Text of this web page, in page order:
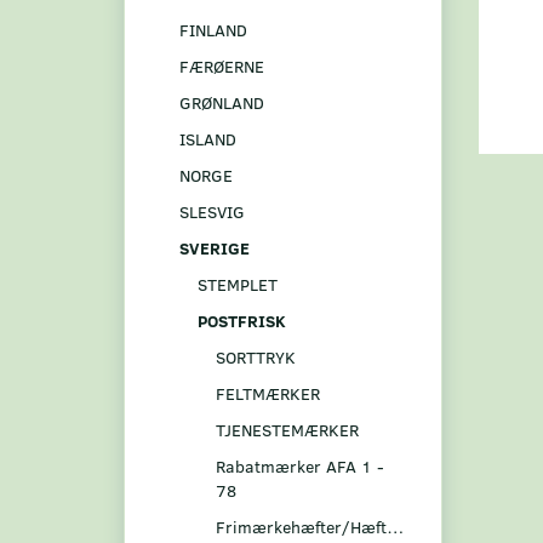
FINLAND
FÆRØERNE
GRØNLAND
ISLAND
NORGE
SLESVIG
SVERIGE
STEMPLET
POSTFRISK
SORTTRYK
FELTMÆRKER
TJENESTEMÆRKER
Rabatmærker AFA 1 -
78
Frimærkehæfter/Hæftesammentryk